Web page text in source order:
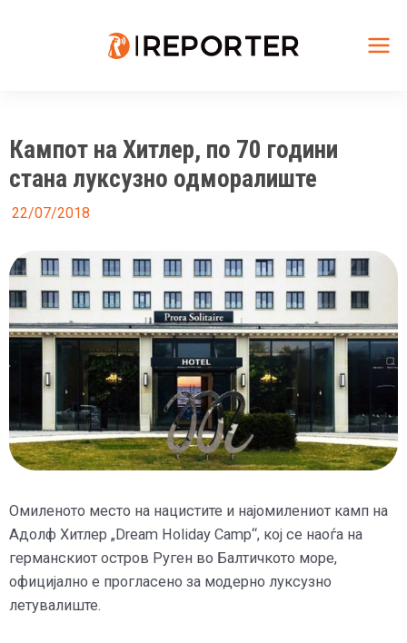
Кампот на Хитлер, по 70 години
стана луксузно одморалиште
22/07/2018
Омиленото место на нацистите и најомилениот камп на
Адолф Хитлер „Dream Holiday Camp“, кој се наоѓа на
германскиот остров Руген во Балтичкото море,
официјално е прогласено за модерно луксузно
летувалиште.